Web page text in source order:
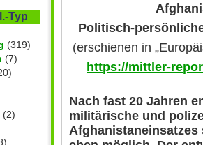
Typ
(319)
(7)
(2)
Politisch-
(erschienen in
https://mittler-
Nach fast 20 Jahren
militärische und